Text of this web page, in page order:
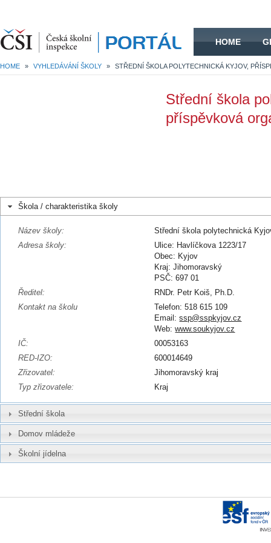
HOME
HOME » VYHLEDÁVÁNÍ ŠKOLY »
Střední škola
příspěvková
Škola / charakteristika školy
Název školy:
Střední škola polytechnická
Adresa školy:
Ulice: Havlíčkova 1223/17
Obec: Kyjov
Kraj: Jihomoravský
PSČ: 697 01
Ředitel:
RNDr. Petr Koiš, Ph.D.
Kontakt na školu
Telefon: 518 615 109
Email:ssp@sspkyjov.cz
Web:www.soukyjov.cz
IČ:
00053163
RED-IZO:
600014649
Zřizovatel:
Jihomoravský kraj
Typ zřizovatele:
Kraj
Střední škola
Domov mládeže
Školní jídelna